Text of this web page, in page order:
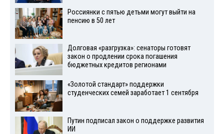
Россиянки с пятью детьми могут выйти на
пенсию в 50 лет
Долговая «разгрузка»: сенаторы готовят
закон о продлении срока погашения
бюджетных кредитов регионами
«Золотой стандарт» поддержки
студенческих семей заработает 1 сентября
Путин подписал закон о поддержке развития
ИИ